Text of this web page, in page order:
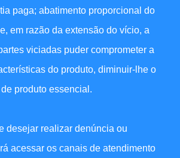
paga; abatimento proporcional do
em razão da extensão do vício, a
viciadas puder comprometer a
do produto, diminuir-lhe o
produto essencial.
desejar realizar denúncia ou
acessar os canais de atendimento